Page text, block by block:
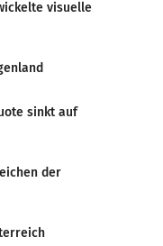
visuelle
sinkt auf
der